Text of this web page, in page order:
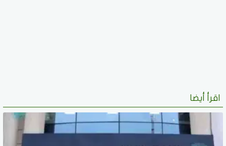
اقرأ أيضا